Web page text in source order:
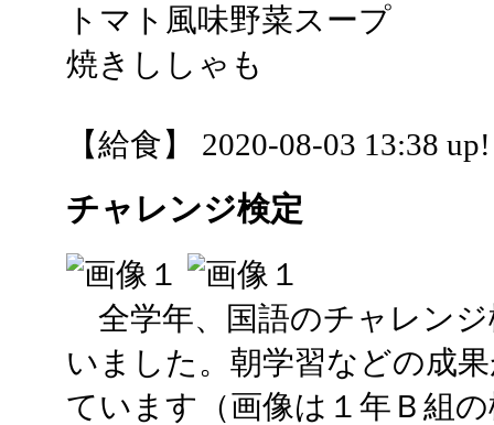
トマト風味野菜スープ
焼きししゃも
【給食】 2020-08-03 13:38 up!
チャレンジ検定
全学年、国語のチャレン
いました。朝学習などの成
ています（画像は１年Ｂ組